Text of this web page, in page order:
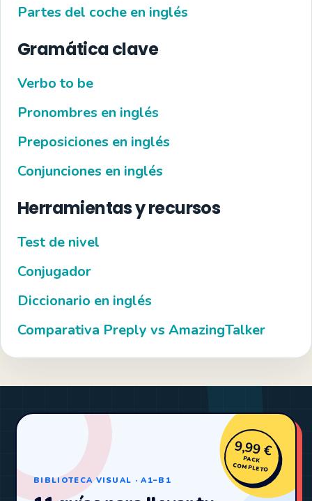
Partes del coche en inglés
Gramática clave
Verbo to be
Pronombres en inglés
Preposiciones en inglés
Conjunciones en inglés
Herramientas y recursos
Test de nivel
Conjugador
Diccionario en inglés
Comparativa Preply vs AmazingTalker
BIBLIOTECA VISUAL · A1–B1
9,99 €
PACK
COMPLETO